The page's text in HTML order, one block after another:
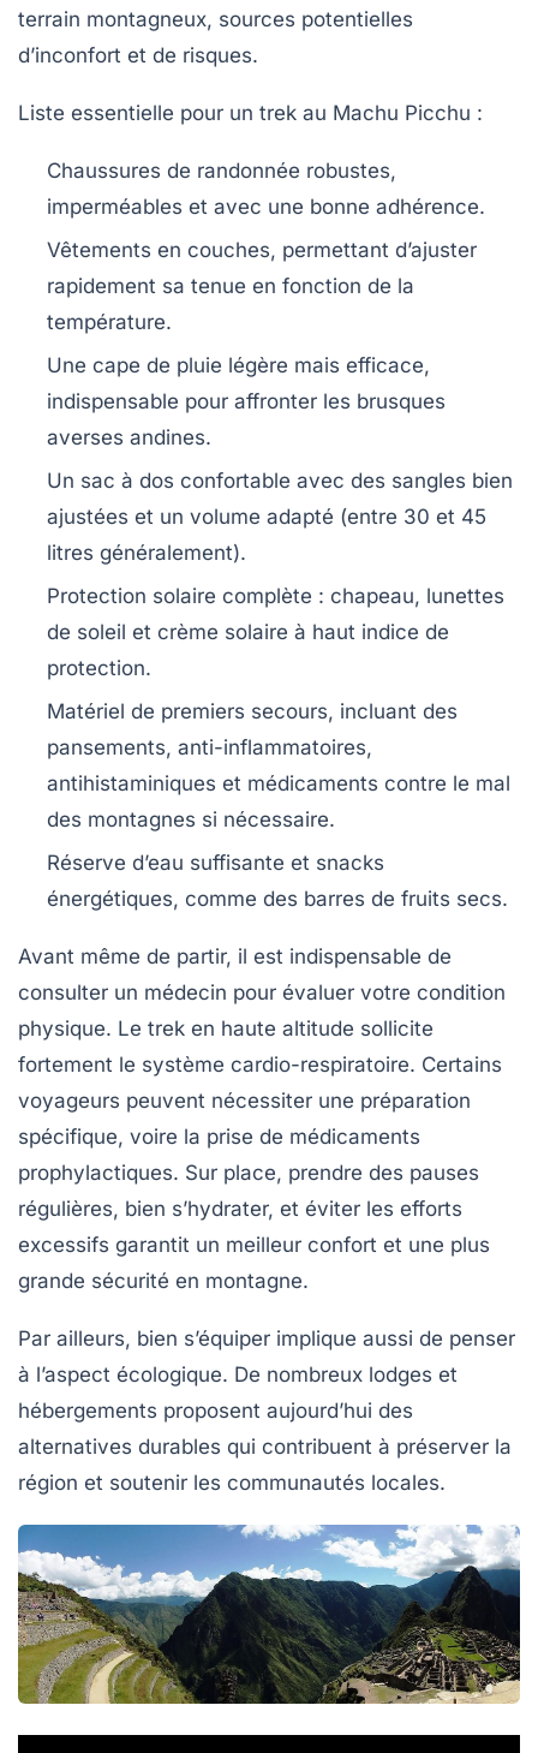
terrain montagneux, sources potentielles
d’inconfort et de risques.
Liste essentielle pour un trek au Machu Picchu :
Chaussures de randonnée robustes,
imperméables et avec une bonne adhérence.
Vêtements en couches, permettant d’ajuster
rapidement sa tenue en fonction de la
température.
Une cape de pluie légère mais efficace,
indispensable pour affronter les brusques
averses andines.
Un sac à dos confortable avec des sangles bien
ajustées et un volume adapté (entre 30 et 45
litres généralement).
Protection solaire complète : chapeau, lunettes
de soleil et crème solaire à haut indice de
protection.
Matériel de premiers secours, incluant des
pansements, anti-inflammatoires,
antihistaminiques et médicaments contre le mal
des montagnes si nécessaire.
Réserve d’eau suffisante et snacks
énergétiques, comme des barres de fruits secs.
Avant même de partir, il est indispensable de
consulter un médecin pour évaluer votre condition
physique. Le trek en haute altitude sollicite
fortement le système cardio-respiratoire. Certains
voyageurs peuvent nécessiter une préparation
spécifique, voire la prise de médicaments
prophylactiques. Sur place, prendre des pauses
régulières, bien s’hydrater, et éviter les efforts
excessifs garantit un meilleur confort et une plus
grande sécurité en montagne.
Par ailleurs, bien s’équiper implique aussi de penser
à l’aspect écologique. De nombreux lodges et
hébergements proposent aujourd’hui des
alternatives durables qui contribuent à préserver la
région et soutenir les communautés locales.